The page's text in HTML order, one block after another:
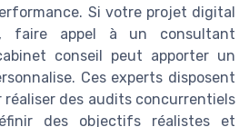
Si votre projet digital
faire appel à un consultant
conseil peut apporter un
Ces experts disposent
réaliser des audits concurrentiels
des objectifs réalistes et